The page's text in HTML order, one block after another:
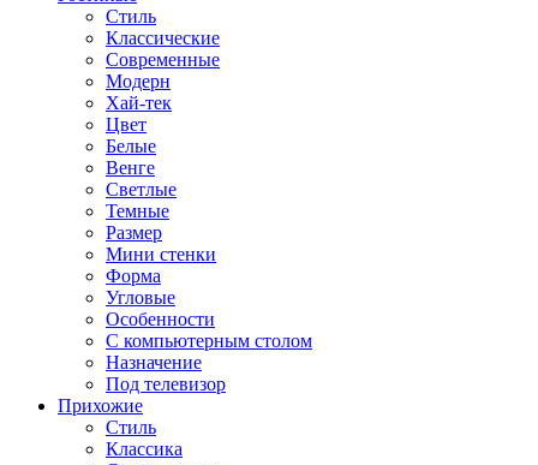
Стиль
Классические
Современные
Модерн
Хай-тек
Цвет
Белые
Венге
Светлые
Темные
Размер
Мини стенки
Форма
Угловые
Особенности
С компьютерным столом
Назначение
Под телевизор
Прихожие
Стиль
Классика